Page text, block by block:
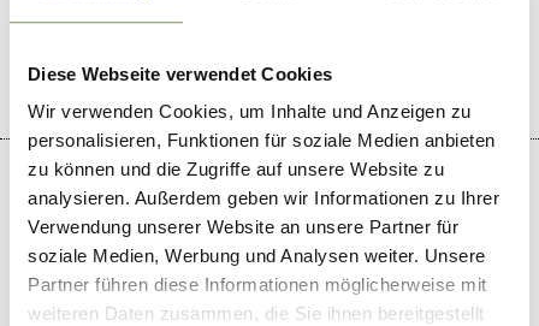
Diese Webseite verwendet Cookies
Wir verwenden Cookies, um Inhalte und Anzeigen zu
personalisieren, Funktionen für soziale Medien anbieten
zu können und die Zugriffe auf unsere Website zu
analysieren. Außerdem geben wir Informationen zu Ihrer
Verwendung unserer Website an unsere Partner für
soziale Medien, Werbung und Analysen weiter. Unsere
Partner führen diese Informationen möglicherweise mit
weiteren Daten zusammen, die Sie ihnen bereitgestellt
IL CONTENUTO VI È STATO UTILE?
+
−